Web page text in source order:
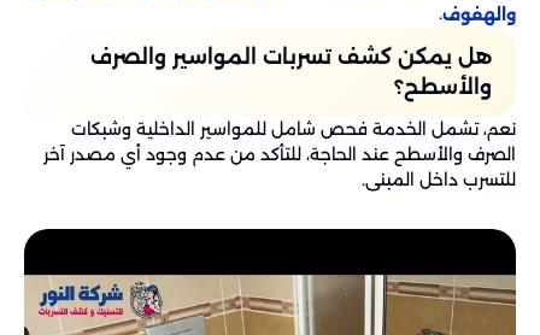
والهفوف.
هل يمكن كشف تسربات المواسير والصرف
والأسطح؟
نعم، تشمل الخدمة فحص شامل للمواسير الداخلية وشبكات
الصرف والأسطح عند الحاجة، للتأكد من عدم وجود أي مصدر آخر
للتسرب داخل المبنى.